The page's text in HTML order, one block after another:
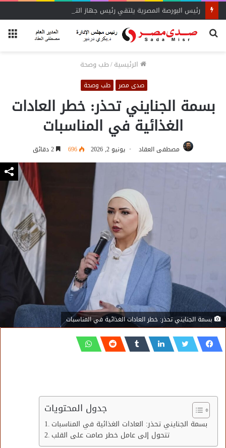
رئيس البورصة المصرية يلتقي رئيس جهاز التمثيل التجاري
بحث
الرئيسية/طب وصحة
صدى مصر طب وصحة
بسمة الجنايني تحذر: خطر العادات
الغذائية في المناسبات
مصطفى العقاد يونيو 2, 2026 696
بسمة الجنايني تحذر: خطر العادات الغذائية في المناسبات
جدول المحتويات
بسمة الجنايني تحذر: العادات الغذائية في المناسبات
تتحول إلى عامل خطر صامت على القلب